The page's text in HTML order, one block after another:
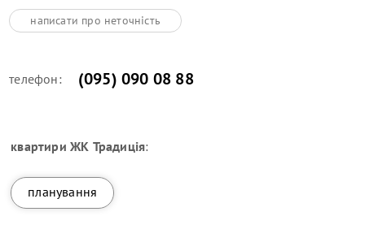
написати про неточність
телефон: (095) 090 08 88
квартири ЖК Традиція:
планування